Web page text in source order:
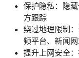
保护隐私：隐
方跟踪
绕过地理限制
频平台、新闻网
提升上网安全